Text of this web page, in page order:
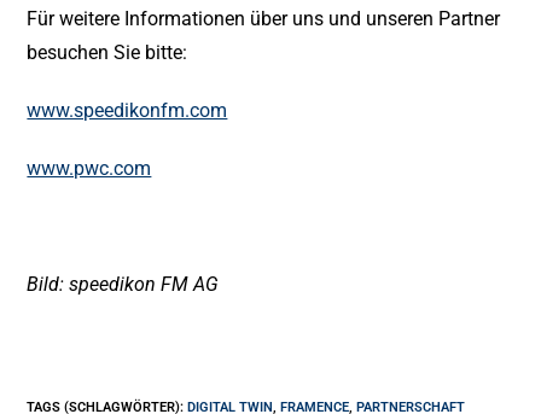
Für weitere Informationen über uns und unseren Partner
besuchen Sie bitte:
www.speedikonfm.com
www.pwc.com
Bild: speedikon FM AG
TAGS (SCHLAGWÖRTER):DIGITAL TWIN, FRAMENCE, PARTNERSCHAFT